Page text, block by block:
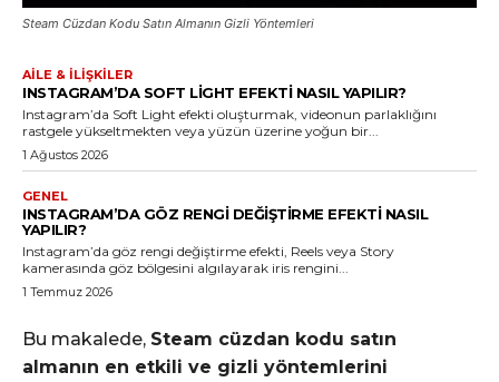
Steam Cüzdan Kodu Satın Almanın Gizli Yöntemleri
AILE & İLIŞKILER
INSTAGRAM’DA SOFT LIGHT EFEKTI NASIL YAPILIR?
Instagram’da Soft Light efekti oluşturmak, videonun parlaklığını
rastgele yükseltmekten veya yüzün üzerine yoğun bir...
1 Ağustos 2026
GENEL
INSTAGRAM’DA GÖZ RENGI DEĞIŞTIRME EFEKTI NASIL
YAPILIR?
Instagram’da göz rengi değiştirme efekti, Reels veya Story
kamerasında göz bölgesini algılayarak iris rengini...
1 Temmuz 2026
Bu makalede, Steam cüzdan kodu satın
almanın en etkili ve gizli yöntemlerini